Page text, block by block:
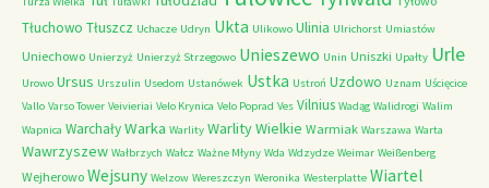
Tłuchowo Tłuszcz Uchacze Udryn Ukta Ulikowo Ulinia Ulrichorst Umiastów
Uniechowo Unierzyż Unierzyż Strzegowo Unieszewo Unin Uniszki Upałty Urle
Urowo Ursus Urszulin Usedom Ustanówek Ustka Ustroń Uzdowo Uznam Uścięcice
Vallo Varso Tower Veivieriai Velo Krynica Velo Poprad Ves Vilnius Wadąg Walidrogi Walim
Wapnica WarchałyWarka Warlity Warlity Wielkie Warmiak Warszawa Warta
Wawrzyszew Wałbrzych Wałcz Ważne Młyny Wda Wdzydze Weimar Weißenberg
Wejherowo Wejsuny Welzow Wereszczyn Weronika Westerplatte Wiartel